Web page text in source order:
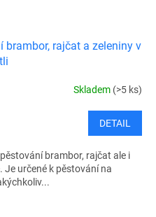
brambor, rajčat a zeleniny v
Skladem (>5 ks)
DETAIL
brambor, rajčat ale i
Je určené k pěstování na